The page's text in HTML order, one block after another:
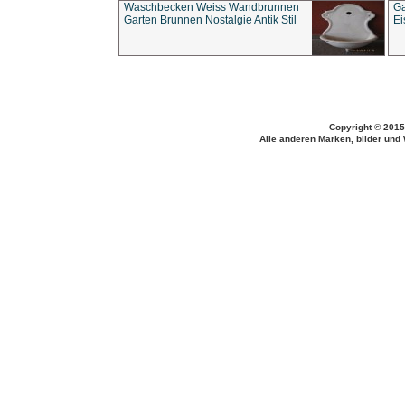
Waschbecken Weiss Wandbrunnen
Garten Brunnen Nostalgie Antik Stil
Copyright ©
Alle anderen Marken, bilder und